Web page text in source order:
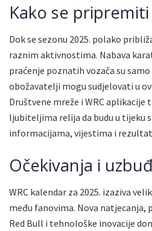
Kako se
Dok se sezonu 2025. polako
raznim aktivnostima. Nabava
praćenje poznatih vozača su
obožavatelji mogu sudjelovati u
Društvene mreže i WRC aplikacije
ljubiteljima relija da budu u tijeku
informacijama, vijestima i
Očekivanja i
WRC kalendar za 2025. izaziva
među fanovima. Nova natjecanja,
Red Bull i tehnološke inovacije